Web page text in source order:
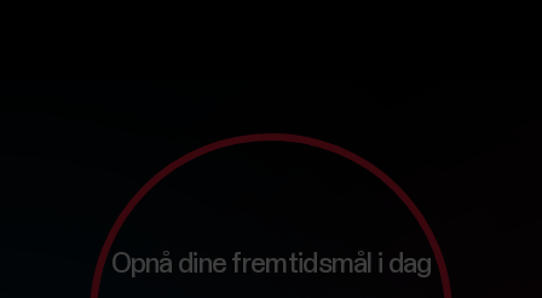
Opnå dine fremtidsmål i dag